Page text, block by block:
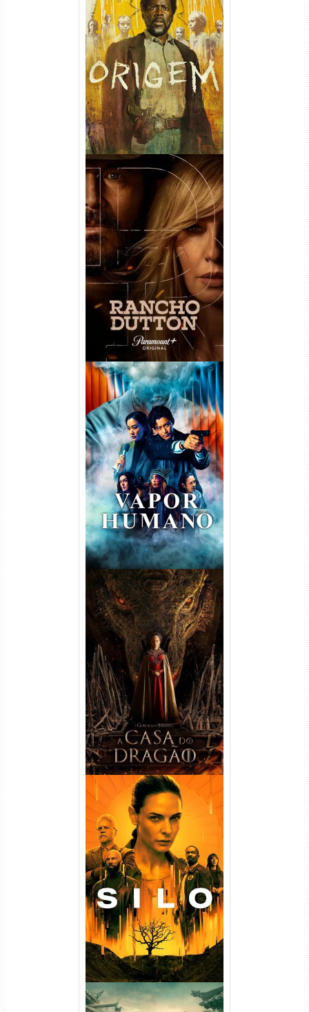
Origem 4ª Temporada Torrent
(2026) WEB-DL 1080p/4K
Dual Áudio
Rancho Dutton 1ª
Temporada Torrent (2026)
WEB-DL 1080p Dual Áudio
Vapor Humano 1ª Temporada
Torrent (2026) WEB-DL 1080p
Dual Áudio
A Casa do Dragão 1ª
Temporada Torrent (2022)
WEB-DL 720p/1080p Dual
Áudio
Silo 1ª Temporada Torrent
(2023) WEB-DL
720p/1080p/4K Dual Áudio